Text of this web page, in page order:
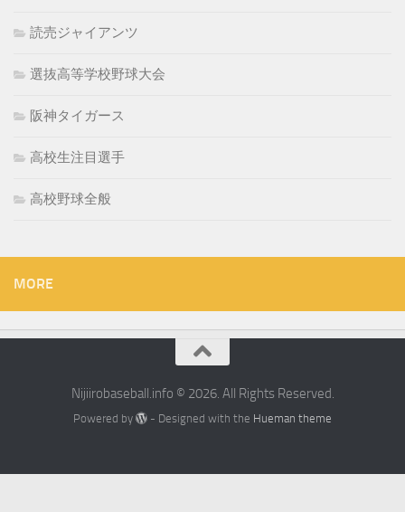
読売ジャイアンツ
選抜高等学校野球大会
阪神タイガース
高校生注目選手
高校野球全般
MORE
Nijiirobaseball.info © 2026. All Rights Reserved.
Powered by - Designed with the Hueman theme